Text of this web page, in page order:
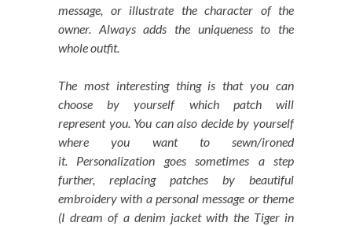
message, or illustrate the character of the
owner. Always adds the uniqueness to the
whole outfit.
The most interesting thing is that you can
choose by yourself which patch will
represent you. You can also decide by yourself
where you want to sewn/ironed
it. Personalization goes sometimes a step
further, replacing patches by beautiful
embroidery with a personal message or theme
(I dream of a denim jacket with the Tiger in